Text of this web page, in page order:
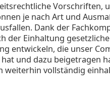
Vorschriften,
je nach Art und
Dank der
der Einhaltung
entwickeln, die unser
und dazu beigetragen
weiterhin vollständig